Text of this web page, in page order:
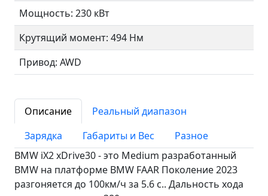
Мощность: 230 кВт
Крутящий момент: 494 Нм
Привод: AWD
Описание
Реальный диапазон
Зарядка
Габариты и Вес
Разное
BMW iX2 xDrive30 - это Medium разработанный
BMW на платформе BMW FAAR Поколение 2023
разгоняется до 100км/ч за 5.6 c.. Дальность хода